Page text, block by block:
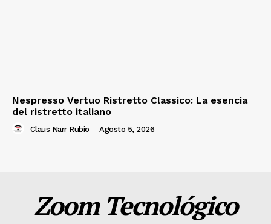
Nespresso Vertuo Ristretto Classico: La esencia
del ristretto italiano
Claus Narr Rubio - Agosto 5, 2026
Zoom Tecnológico